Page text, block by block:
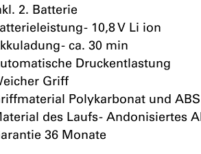
2. Batterie
- 10,8 V Li ion
- ca. 30 min
Druckentlastung
Griff
Polykarbonat und ABS
des Laufs - Andonisiertes
36 Monate